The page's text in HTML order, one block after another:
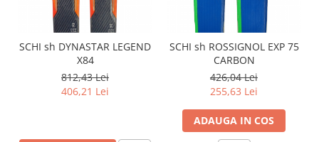
SCHI sh DYNASTAR LEGEND
X84
812,43 Lei
406,21 Lei
SCHI sh ROSSIGNOL EXP 75
CARBON
426,04 Lei
255,63 Lei
ADAUGA IN COS